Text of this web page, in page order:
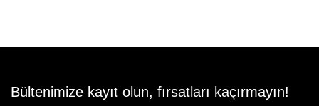
Bültenimize kayıt olun, fırsatları kaçırmayın!